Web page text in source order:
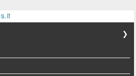
❯